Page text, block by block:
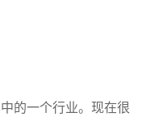
的一个行业。现在很